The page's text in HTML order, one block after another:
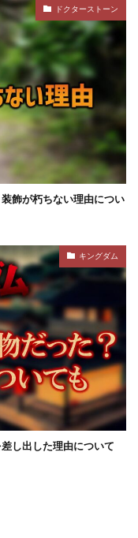
ドクターストーン
飾が朽ちない理由につい
キングダム
し出した理由について